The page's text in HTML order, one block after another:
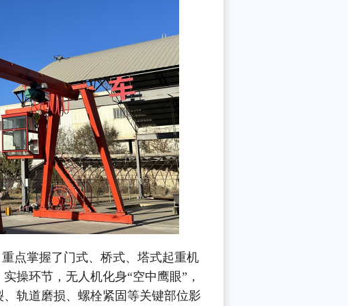
点掌握了门式、桥式、塔式起重机
操环节，无人机化身“空中鹰眼”，
轨道磨损、螺栓紧固等关键部位影